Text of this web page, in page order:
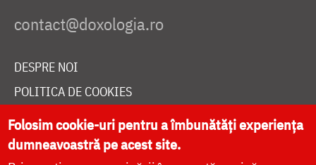
DESPRE NOI
POLITICA DE COOKIES
DONEAZĂ ONLINE PENTRU CATEDRALA NAȚIONALĂ
Folosim cookie-uri pentru a îmbunătăți experiența
dumneavoastră pe acest site.